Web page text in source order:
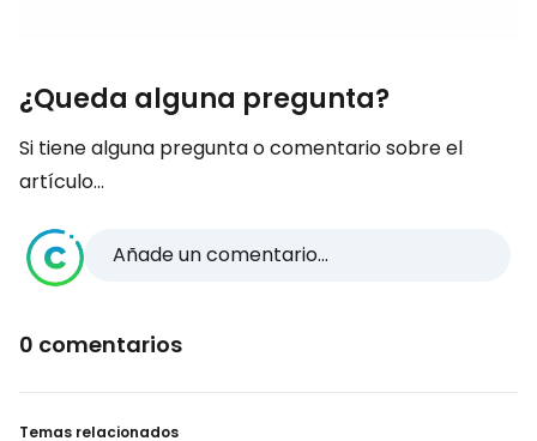
¿Queda alguna pregunta?
Si tiene alguna pregunta o comentario sobre el
artículo...
Añade un comentario...
0 comentarios
Temas relacionados